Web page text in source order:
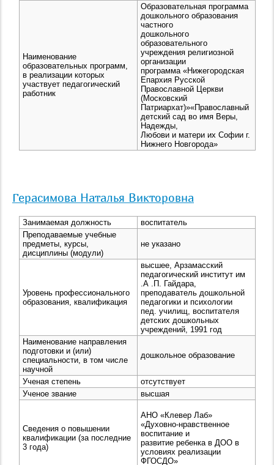
Наименование
образовательных программ,
в реализации которых
участвует педагогический
работник
Образовательная программа
дошкольного образования
частного
дошкольного
образовательного
учреждения религиозной
организации
программа «Нижегородская
Епархия Русской
Православной Церкви
(Московский
Патриархат)»«Православный
детский сад во имя Веры,
Надежды,
Любови и матери их Софии г.
Нижнего Новгорода»
Герасимова Наталья Викторовна
Занимаемая должность
воспитатель
Преподаваемые учебные
предметы, курсы,
дисциплины (модули)
не указано
Уровень профессионального
образования, квалификация
высшее, Арзамасский
педагогический институт им
.А .П. Гайдара,
преподаватель дошкольной
педагогики и психологии
пед. училищ, воспитателя
детских дошкольных
учреждений, 1991 год
Наименование направления
подготовки и (или)
специальности, в том числе
научной
дошкольное образование
Ученая степень
отсутствует
Ученое звание
высшая
Сведения о повышении
квалификации (за последние
3 года)
АНО «Клевер Лаб»
«Духовно-нравственное
воспитание и
развитие ребенка в ДОО в
условиях реализации
ФГОСДО»